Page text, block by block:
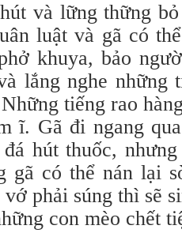
và lững thững
luật và gã có
khuya, bảo
lắng nghe những
tiếng rao
ĩ. Gã đi ngang
hút thuốc,
gã có thể nán lại
phải súng thì sẽ
con mèo chết